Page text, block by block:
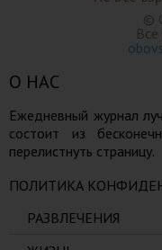
©
О НАС
Ежедневный журнал
состоит из
перелистнуть страницу.
ПОЛИТИКА
РАЗВЛЕЧЕНИЯ